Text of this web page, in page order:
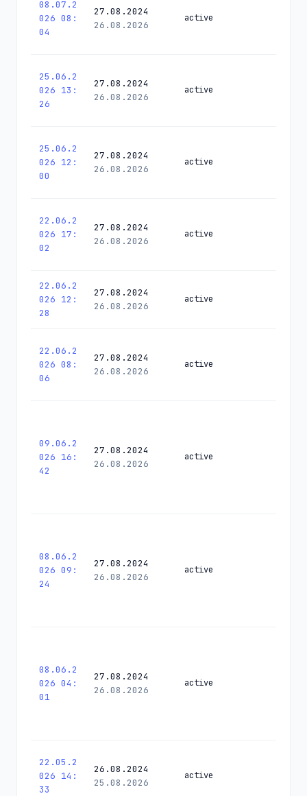
08.07.2
026 08:
04
27.08.2024
26.08.2026
active
25.06.2
026 13:
26
27.08.2024
26.08.2026
active
25.06.2
026 12:
00
27.08.2024
26.08.2026
active
22.06.2
026 17:
02
27.08.2024
26.08.2026
active
22.06.2
026 12:
28
27.08.2024
26.08.2026
active
22.06.2
026 08:
06
27.08.2024
26.08.2026
active
09.06.2
026 16:
42
27.08.2024
26.08.2026
active
08.06.2
026 09:
24
27.08.2024
26.08.2026
active
08.06.2
026 04:
01
27.08.2024
26.08.2026
active
22.05.2
026 14:
33
26.08.2024
25.08.2026
active